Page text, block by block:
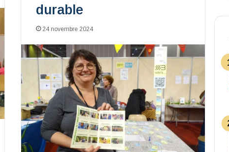
durable
24 novembre 2024